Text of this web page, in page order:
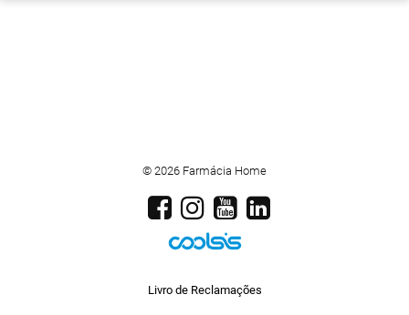
© 2026 Farmácia Home
Livro de Reclamações